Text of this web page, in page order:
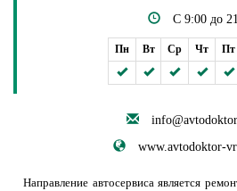
С 9:00 до
Пн Вт Ср Чт Пт
www.avtodoktor-
Направление автосервиса является